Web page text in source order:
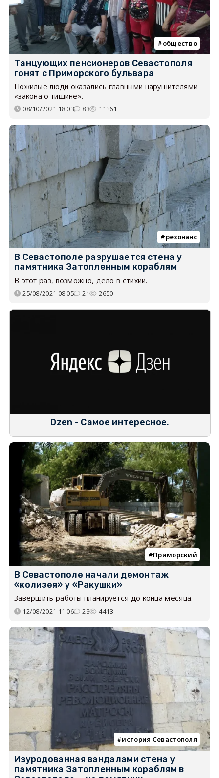
общество
Танцующих пенсионеров Севастополя
гонят с Приморского бульвара
Пожилые люди оказались главными нарушителями
«закона о тишине».
08/10/2021 18:03 83 11361
резонанс
В Севастополе разрушается стена у
памятника Затопленным кораблям
В этот раз, возможно, дело в стихии.
25/08/2021 08:05 21 2650
Dzen - Самое интересное.
Приморский
В Севастополе начали демонтаж
«колизея» у «Ракушки»
Завершить работы планируется до конца месяца.
12/08/2021 11:06 23 4413
история Севастополя
Изуродованная вандалами стена у
памятника Затопленным кораблям в